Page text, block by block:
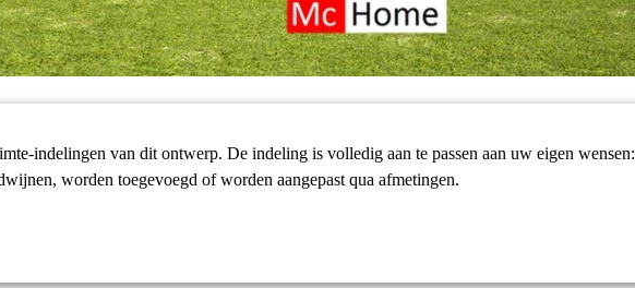
indelingen van dit ontwerp. De indeling is volledig aan te passen aan uw eigen wensen:
worden toegevoegd of worden aangepast qua afmetingen.